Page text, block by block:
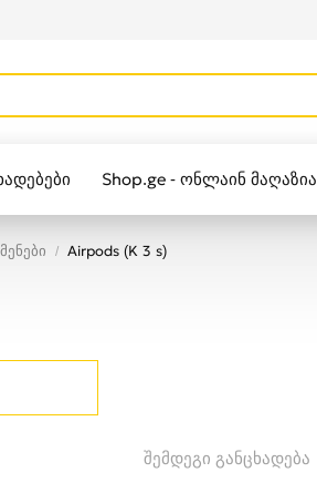
Shop.ge - ონლაინ მაღაზია
Airpods (K 3 s)
შემდეგი განცხადება